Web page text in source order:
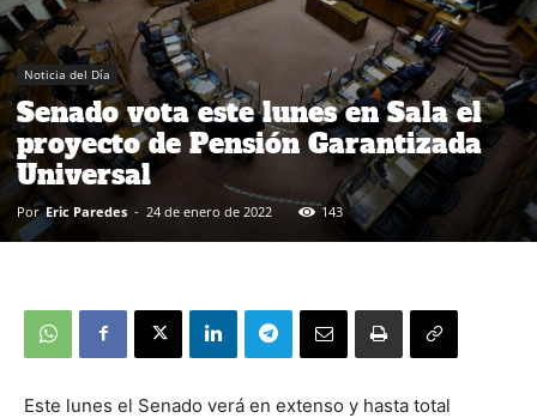
Noticia del Día
Senado vota este lunes en Sala el
proyecto de Pensión Garantizada
Universal
Por Eric Paredes - 24 de enero de 2022 143
Este lunes el Senado verá en extenso y hasta total